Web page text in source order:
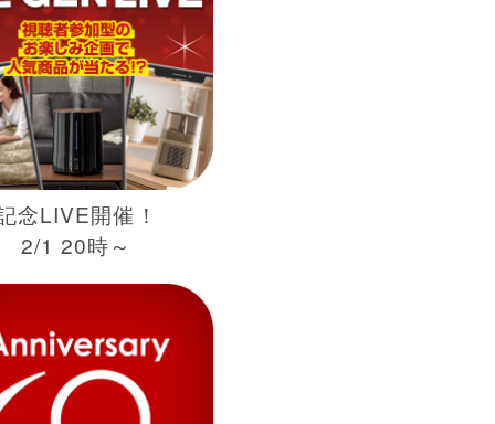
念LIVE開催！
2/1 20時～